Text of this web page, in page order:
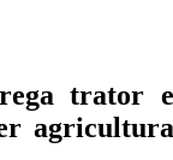
trator e
agricultura